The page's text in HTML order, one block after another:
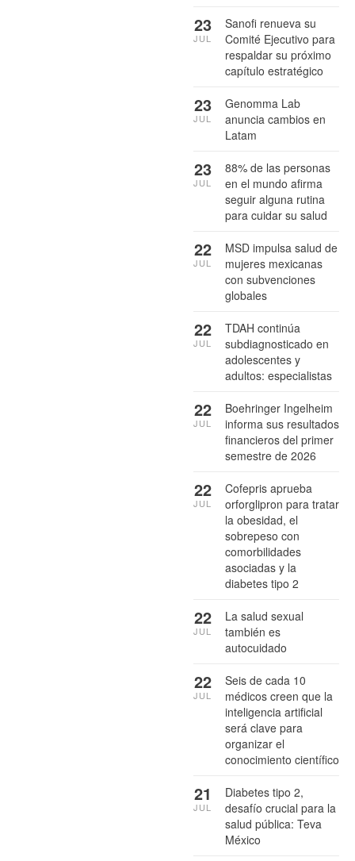
Sanofi renueva su
Comité Ejecutivo para
respaldar su próximo
capítulo estratégico
23
JUL
Genomma Lab
anuncia cambios en
Latam
23
JUL
88% de las personas
en el mundo afirma
seguir alguna rutina
para cuidar su salud
23
JUL
MSD impulsa salud de
mujeres mexicanas
con subvenciones
globales
22
JUL
TDAH continúa
subdiagnosticado en
adolescentes y
adultos: especialistas
22
JUL
Boehringer Ingelheim
informa sus resultados
financieros del primer
semestre de 2026
22
JUL
Cofepris aprueba
orforglipron para tratar
la obesidad, el
sobrepeso con
comorbilidades
asociadas y la
diabetes tipo 2
22
JUL
La salud sexual
también es
autocuidado
22
JUL
Seis de cada 10
médicos creen que la
inteligencia artificial
será clave para
organizar el
conocimiento científico
22
JUL
Diabetes tipo 2,
desafío crucial para la
salud pública: Teva
México
21
JUL